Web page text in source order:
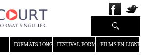
FORMATS LONGS FESTIVAL FORMAT COURT
FILMS EN LIGNE
Recherche